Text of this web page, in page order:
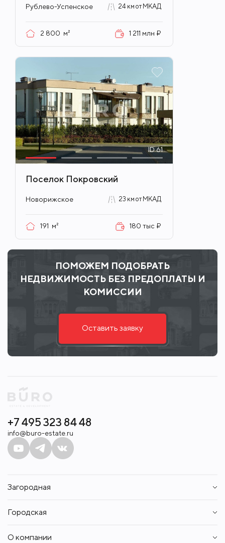
Рублево-Успенское 24 км от МКАД
2 800 м² 1 211 млн ₽
ID61
Поселок Покровский
Новорижское 23 км от МКАД
191 м² 180 тыс ₽
ПОМОЖЕМ ПОДОБРАТЬ
НЕДВИЖИМОСТЬ БЕЗ ПРЕДОПЛАТЫ И
КОМИССИИ
Оставить заявку
+7 495 323 84 48
info@buro-estate.ru
Загородная
Участки
Аренда
Городская
Апартаменты
О компании